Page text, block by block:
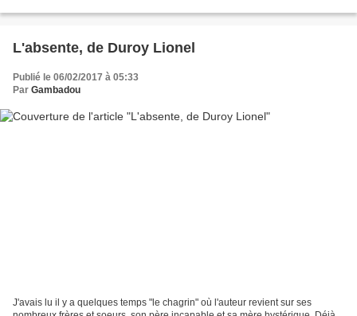
L'absente, de Duroy Lionel
Publié le 06/02/2017 à 05:33
Par Gambadou
J'avais lu il y a quelques temps "le chagrin" où l'auteur revient sur ses